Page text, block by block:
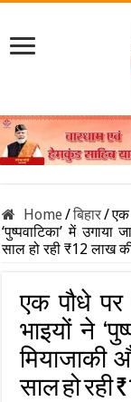
Home/बिहार/
‘पुष्पवाटिका’ में
साल हो रही ₹12 लाख
एक पौधे
भाइयों ने
मियाजाकी
साल हो रही